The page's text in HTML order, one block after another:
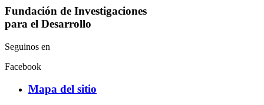
Fundación de Investigaciones
para el Desarrollo
Seguinos en
Facebook
Mapa del sitio